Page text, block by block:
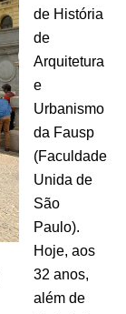
de História
de
Arquitetura
e
Urbanismo
da Fausp
(Faculdade
Unida de
São
Paulo).
Hoje, aos
32 anos,
além de